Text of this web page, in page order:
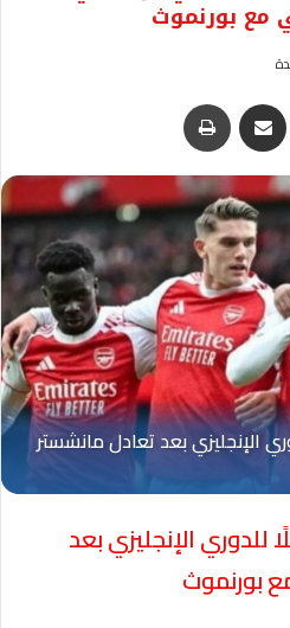
مع بورنموث
تيلقرام مشاركة عبر البريد
للدوري الإنجليزي بعد
بورنموث